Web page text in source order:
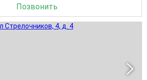
Позвонить